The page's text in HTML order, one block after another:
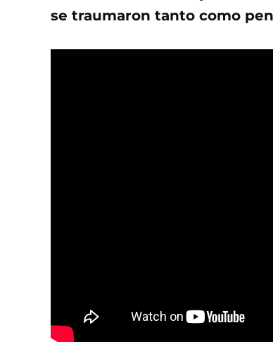
se traumaron tanto como